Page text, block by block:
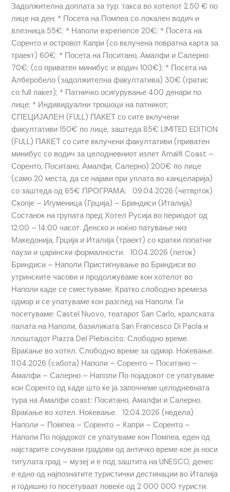
Задолжителна доплата за тур. такса во хотелот 2.50 € по
лице на ден; * Посета на Помпеа со локален водич и
влезница 55€; * Наполи experience 20€; * Посета на
Соренто и островот Капри (со вклучена повратна карта за
траект) 60€; * Посета на Поситано, Амалфи и Салерно
70€; (со приватен минибус и водич 100€); * Посета на
Алберобело (задолжителна факултатива) 30€ (гратис
со full пакет); * Патничко осигурување 400 денари по
лице; * Индивидуални трошоци на патникот;
СПЕЦИЈАЛЕН (FULL) ПАКЕТ со сите вклучени
факултативи 150€ по лице, заштеда 85€ LIMITED EDITION
(FULL) ПАКЕТ со сите вклучени факултативи (приватен
минибус со водич за целодневниот излет Amalfi Coast –
Соренто, Поситано, Амалфи, Салерно) 200€ по лице
(само 20 места, да се најави при уплата во канцеларија)
со заштеда од 65€ ПРОГРАМА: 09.04.2026 (четврток)
Скопје – Игуменица (Грција) – Бриндиси (Италија)
Состанок на групата пред Хотел Русија во периодот од
12:00 – 14:00 часот. Денско и ноќно патување низ
Македонија, Грција и Италија (траект) со кратки попатни
паузи и царински формалности. 10.04.2026 (петок)
Бриндиси – Наполи Пристигнување во Бриндиси во
утринските часови и продолжуваме кон хотелот во
Наполи каде се сместуваме. Кратко слободно времеза
одмор и се упатуваме кон разглед на Наполи. Ги
посетуваме: Castel Nuovo, театарот San Carlo, кралската
палата на Наполи, базиликата San Francesco Di Paola и
плоштадот Piazza Del Plebiscito. Слободно време.
Враќање во хотел. Слободно време за одмор. Ноќевање.
11.04.2026 (сабота) Наполи – Соренто – Поситано –
Амалфи – Салерно – Наполи По појадокот се упатуваме
кон Соренто од каде што ќе ја започнеме целодневната
тура на Амалфи coast: Поситано, Амалфи и Салерно.
Враќање во хотел. Ноќевање. 12.04.2026 (недела)
Наполи – Помпеа – Соренто – Капри – Соренто –
Наполи По појадокот се упатуваме кон Помпеа, еден од
најстарите сочувани градови од античко време кое ја носи
титулата град – музеј и е под заштита на UNESCO, денес
е едно од најпознатите туристички дестинации во Италија
и годишно го посетуваат повеќе од 2 000 000 туристи.